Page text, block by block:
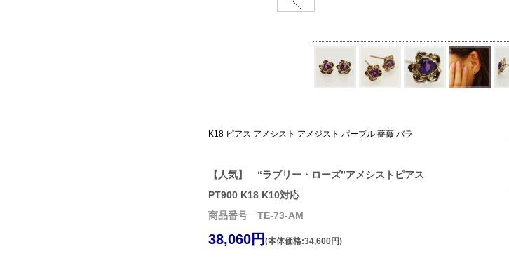
K18 ピアス アメシスト アメジスト パープル 薔薇 バラ
【人気】 “ラブリー・ローズ”アメシストピアス
PT900 K18 K10対応
商品番号 TE-73-AM
38,060円 (本体価格:34,600円)